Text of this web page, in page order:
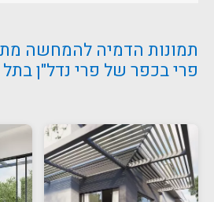
תמונות הדמיה להמחשה
פרי בכפר של פרי נדל"ן בתל